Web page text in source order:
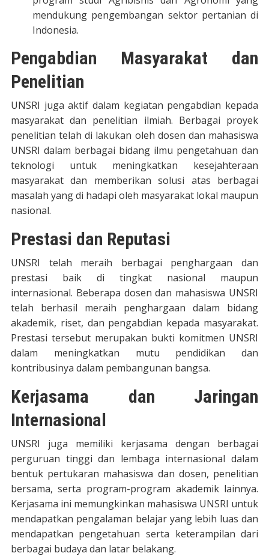
mendukung pengembangan sektor pertanian di
Indonesia.
Pengabdian Masyarakat dan
Penelitian
UNSRI juga aktif dalam kegiatan pengabdian kepada
masyarakat dan penelitian ilmiah. Berbagai proyek
penelitian telah di lakukan oleh dosen dan mahasiswa
UNSRI dalam berbagai bidang ilmu pengetahuan dan
teknologi untuk meningkatkan kesejahteraan
masyarakat dan memberikan solusi atas berbagai
masalah yang di hadapi oleh masyarakat lokal maupun
nasional.
Prestasi dan Reputasi
UNSRI telah meraih berbagai penghargaan dan
prestasi baik di tingkat nasional maupun
internasional. Beberapa dosen dan mahasiswa UNSRI
telah berhasil meraih penghargaan dalam bidang
akademik, riset, dan pengabdian kepada masyarakat.
Prestasi tersebut merupakan bukti komitmen UNSRI
dalam meningkatkan mutu pendidikan dan
kontribusinya dalam pembangunan bangsa.
Kerjasama dan Jaringan
Internasional
UNSRI juga memiliki kerjasama dengan berbagai
perguruan tinggi dan lembaga internasional dalam
bentuk pertukaran mahasiswa dan dosen, penelitian
bersama, serta program-program akademik lainnya.
Kerjasama ini memungkinkan mahasiswa UNSRI untuk
mendapatkan pengalaman belajar yang lebih luas dan
mendapatkan pengetahuan serta keterampilan dari
berbagai budaya dan latar belakang.